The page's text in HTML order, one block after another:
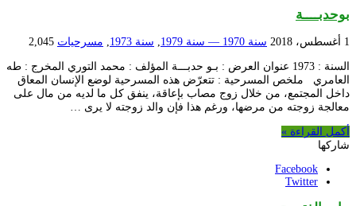
بوحدبــــة
1 أغسطس، 2018 سنة 1970 — سنة 1979 سنة 1973 مسرحيات 2,045
السنة : 1973 عنوان العرض : بـو حدبـــة المؤلف : محمد التوري المخرج : طه
العامري ملخص المسرحية : تتعرّض هذه المسرحية لوضع الإنسان المعاق
داخل المجتمع، من خلال زوج مصاب بإعاقة، ينفق كل ما لديه من مال على
معالجة زوجته من مرضها، ورغم هذا فإن والد زوجته لا يرى …
أكمل القراءة »
شاركها
Facebook
Twitter